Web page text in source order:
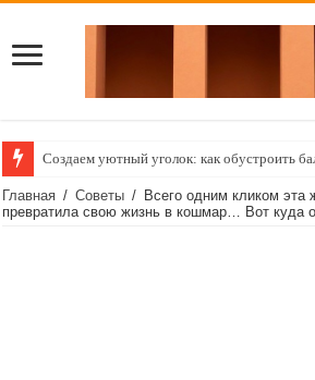
Создаем уютный уголок: как обустроить
Главная / Советы / Всего одним кликом эта
превратила свою жизнь в кошмар… Вот куда